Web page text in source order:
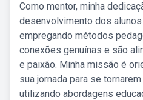
Como mentor, minha
desenvolvimento dos
empregando métodos
conexões genuínas e são
e paixão. Minha missão é
sua jornada para se
utilizando abordagens